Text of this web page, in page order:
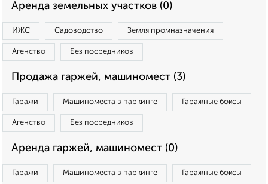
Аренда земельных участков (0)
ИЖС Садоводство Земля промназначения
Агенство Без посредников
Продажа гаржей, машиномест (3)
Гаражи Машиноместа в паркинге Гаражные боксы
Агенство Без посредников
Аренда гаржей, машиномест (0)
Гаражи Машиноместа в паркинге Гаражные боксы